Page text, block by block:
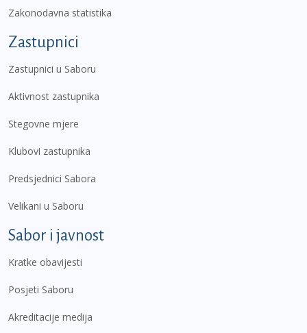
Zakonodavna statistika
Zastupnici
Zastupnici u Saboru
Aktivnost zastupnika
Stegovne mjere
Klubovi zastupnika
Predsjednici Sabora
Velikani u Saboru
Sabor i javnost
Kratke obavijesti
Posjeti Saboru
Akreditacije medija